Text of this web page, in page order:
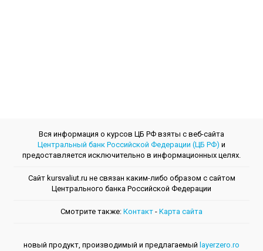
Вся информация о курсов ЦБ РФ взяты с веб-сайта
Центральный банк Российской Федерации (ЦБ РФ) и
предоставляется исключительно в информационных целях.
Сайт kursvaliut.ru не связан каким-либо образом с сайтом
Центрального банкa Российской Федерации
Смотрите также: Контакт - Kарта сайта
новый продукт, производимый и предлагаемый layerzero.ro